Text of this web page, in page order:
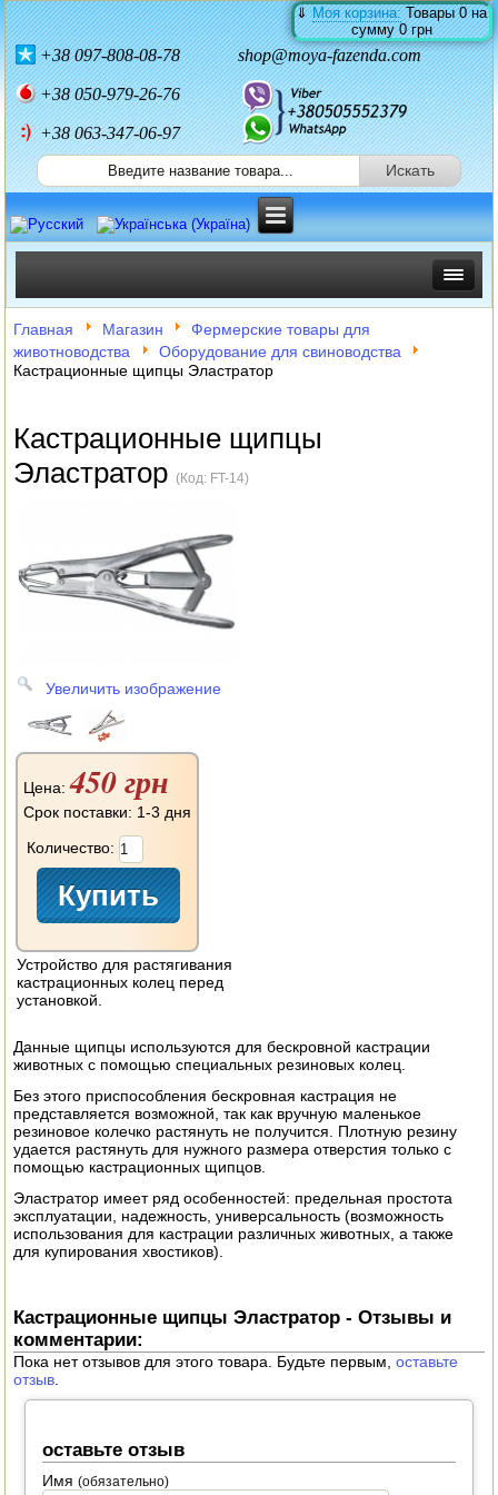
⇓Моя корзина:Товары0на
сумму0 грн
+38097-808-08-78 shop@moya-fazenda.com
+38050-979-26-76
+38 063-347-06-97
ИНКУБАТОРЫ
ЗЕРНОДРОБИЛКИ
СОЛОМОРЕЗКИ
ДЛЯ ОГОРОДА
НАВЕСНОЕ ДЛЯ МОТОБЛОКОВ
СЫРОВАРНИ
ШИНКОВКИ
ДЛЯ ДОМА И САДА
ОБОГРЕВАТЕЛИ
ДРОВОКОЛЫ
ГАЗОВЫЕ БАЛЛОНЫ
НАСТОЛЬНЫЕ ПЛИТЫ
ОПРЫСКИВАТЕЛИ
ЭЛЕКТРО ШАШЛЫЧНИЦЫ
СОКОВЫЖИМАЛКИ
СУШИЛКИ ПРОДУКТОВ
СОКОВАРКИ
ДЛЯ ФЕРМЕРА
ОБОРУДОВАНИЕ ДЛЯ ПЧЕЛОВОДСТВА
ДОИЛЬНЫЕ АППАРАТЫ
СРЕДСТВА ОТ ВРЕДИТЕЛЕЙ
Главная Магазин
Фермерские товары для
животноводства
Оборудование для свиноводства
Кастрационные щипцы Эластратор
Кастрационные щипцы
Эластратор(Код: FT-14)
Увеличить изображение
Цена:450 грн
Срок поставки: 1-3 дня
Количество:
Устройство для растягивания
кастрационных колец перед
установкой.
Данные щипцы используются для бескровной кастрации
животных с помощью специальных резиновых колец.
Без этого приспособления бескровная кастрация не
представляется возможной, так как вручную маленькое
резиновое колечко растянуть не получится. Плотную резину
удается растянуть для нужного размера отверстия только с
помощью кастрационных щипцов.
Эластратор имеет ряд особенностей: предельная простота
эксплуатации, надежность, универсальность (возможность
использования для кастрации различных животных, а также
для купирования хвостиков).
Кастрационные щипцы Эластратор - Отзывы и
комментарии:
Пока нет отзывов для этого товара. Будьте первым,оставьте
отзыв
оставьте отзыв
Имя(обязательно)